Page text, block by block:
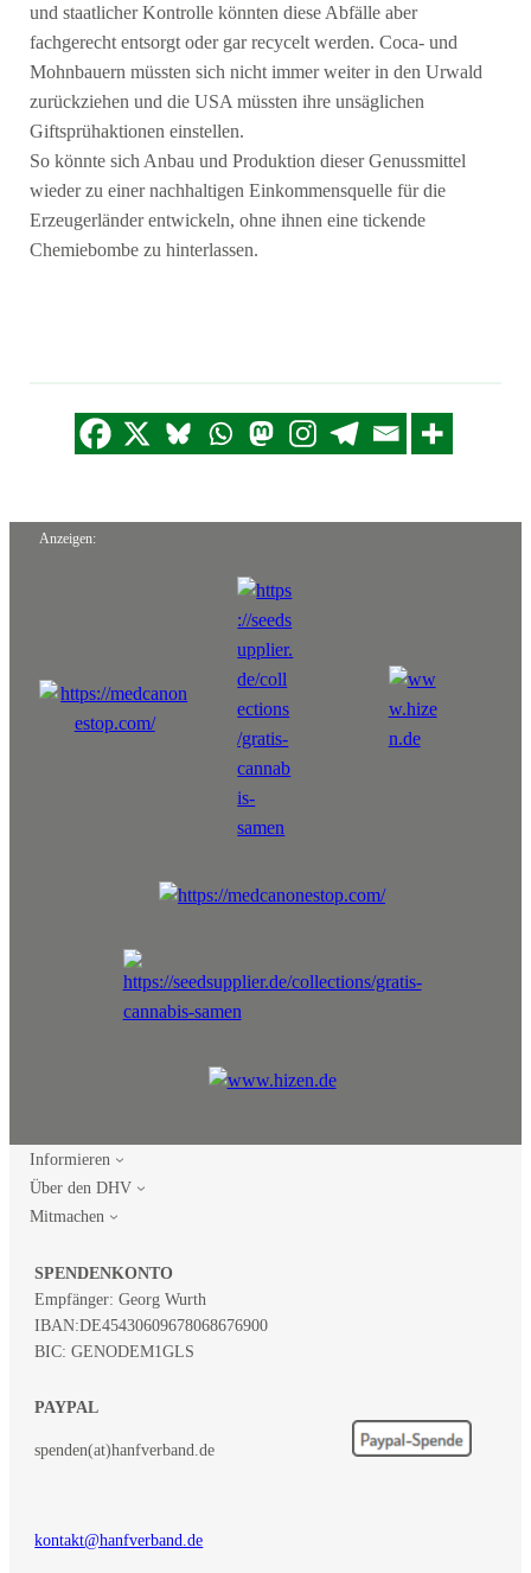
und staatlicher Kontrolle könnten diese Abfälle aber
fachgerecht entsorgt oder gar recycelt werden. Coca- und
Mohnbauern müssten sich nicht immer weiter in den Urwald
zurückziehen und die USA müssten ihre unsäglichen
Giftsprühaktionen einstellen.
So könnte sich Anbau und Produktion dieser Genussmittel
wieder zu einer nachhaltigen Einkommensquelle für die
Erzeugerländer entwickeln, ohne ihnen eine tickende
Chemiebombe zu hinterlassen.
Anzeigen:
Informieren
Über den DHV
Mitmachen
SPENDENKONTO
Empfänger: Georg Wurth
IBAN:DE45430609678068676900
BIC: GENODEM1GLS
PAYPAL
spenden(at)hanfverband.de
kontakt@hanfverband.de